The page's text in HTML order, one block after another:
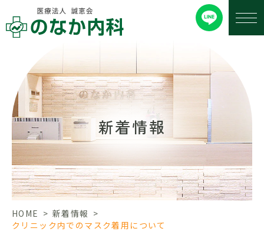
新着情報
HOME > 新着情報 >
クリニック内でのマスク着用について